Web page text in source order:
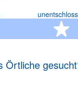
Örtliche